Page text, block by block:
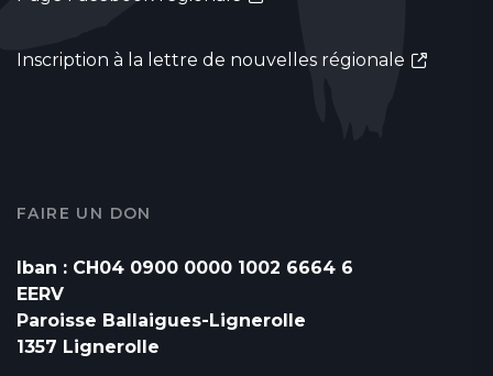
Inscription à la lettre de nouvelles régionale
FAIRE UN DON
Iban : CH04 0900 0000 1002 6664 6
EERV
Paroisse Ballaigues-Lignerolle
1357 Lignerolle